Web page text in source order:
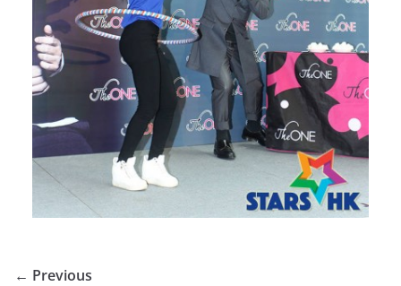
← Previous